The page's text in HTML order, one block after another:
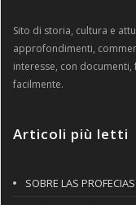
Sito di storia, cultura e
approfondimenti,
interesse, con
facilmente.
Articoli più letti
SOBRE LAS